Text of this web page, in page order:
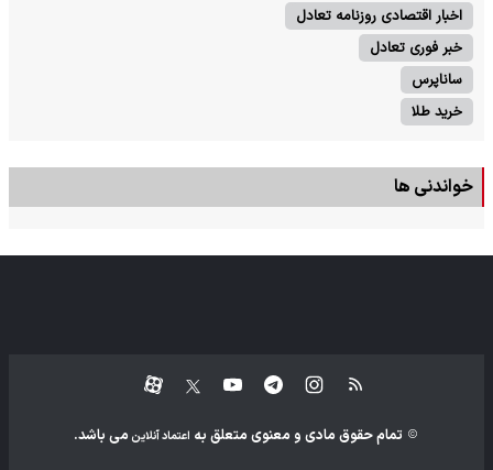
اخبار اقتصادی روزنامه تعادل
خبر فوری تعادل
ساناپرس
خرید طلا
خواندنی ها
تمام حقوق مادی و معنوی متعلق به اعتماد آنلاین می باشد.